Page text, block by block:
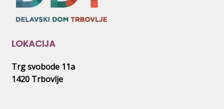
LOKACIJA
Trg svobode 11a
1420 Trbovlje